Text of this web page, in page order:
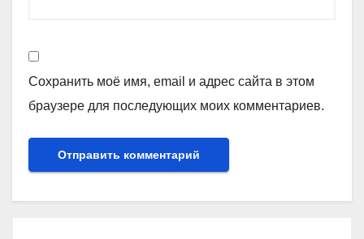
Сохранить моё имя, email и адрес сайта в этом
браузере для последующих моих комментариев.